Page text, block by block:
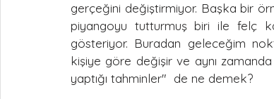
gerçeğini değiştirmiyor. Başka bir
piyangoyu tutturmuş biri ile felç
gösteriyor. Buradan geleceğim
kişiye göre değişir ve aynı
yaptığı tahminler"  de ne demek?